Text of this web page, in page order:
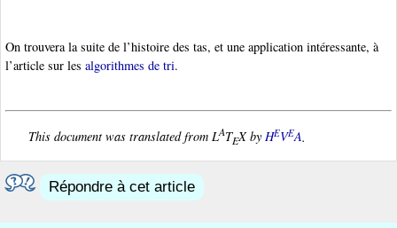
On trouvera la suite de l’histoire des tas, et une application intéressante, à
l’article sur les algorithmes de tri.
This document was translated from LATEX by HEVEA.
Répondre à cet article